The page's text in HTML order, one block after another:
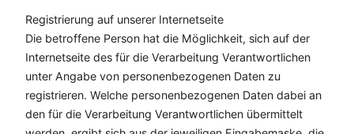
Registrierung auf unserer Internetseite
Die betroffene Person hat die Möglichkeit, sich auf der
Internetseite des für die Verarbeitung Verantwortlichen
unter Angabe von personenbezogenen Daten zu
registrieren. Welche personenbezogenen Daten dabei an
den für die Verarbeitung Verantwortlichen übermittelt